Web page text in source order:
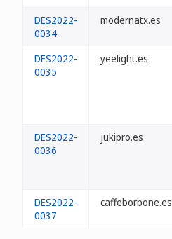
DES2022-
0034
modernatx.es
DES2022-
0035
yeelight.es
DES2022-
0036
jukipro.es
DES2022-
0037
caffeborbone.es